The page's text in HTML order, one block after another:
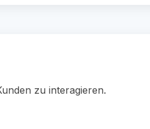
zu interagieren.